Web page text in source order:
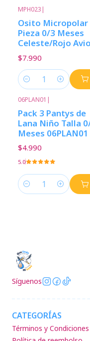
MPH023 |
Osito Micropolar
Pieza 0/3 Meses
Celeste/Rojo
$7.990
Cantidad
06PLAN01 |
Pack 3 Pantys de
Lana Niño Talla
Meses 06PLAN01
$4.990
5.0
Cantidad
Síguenos
CATEGORÍAS
Términos y Condiciones